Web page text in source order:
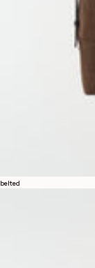
belted